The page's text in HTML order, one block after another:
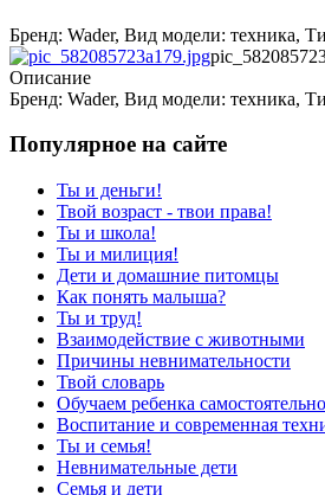
Бренд: Wader, Вид модели: техника,
Описание
Бренд: Wader, Вид модели: техника,
Популярное на сайте
Ты и деньги!
Твой возраст - твои права!
Ты и школа!
Ты и милиция!
Дети и домашние питомцы
Как понять малыша?
Ты и труд!
Взаимодействие с животными
Причины невнимательности
Твой словарь
Обучаем ребенка
Воспитание и современная
Ты и семья!
Невнимательные дети
Семья и дети